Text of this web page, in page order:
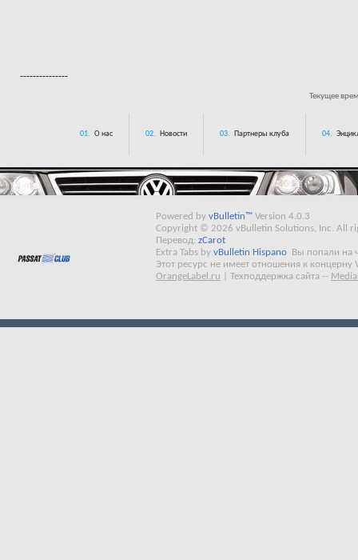
---------------
Текущее
01. О нас 02. Новости 03. Партнеры клуба 04.
Powered by vBulletin™ Version 4.0.3
Copyright © 2026 vBulletin Solutions, Inc. All
Перевод: zCarot
Extra Tabs by vBulletin Hispano
Вы попали на
Этот ресурс не имеет отношения к концерну
OrangeLabel.ru
Техподдержка сайта --